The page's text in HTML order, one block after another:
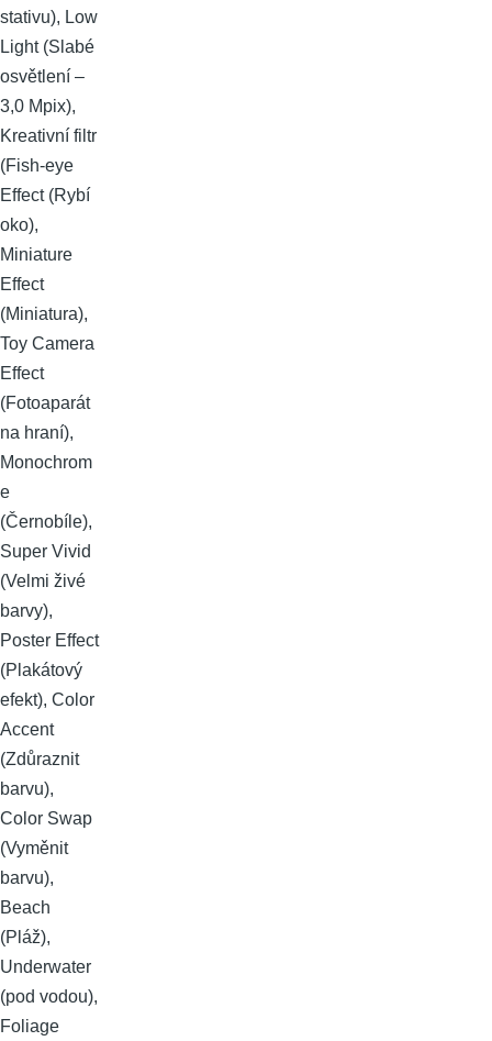
stativu), Low
Light (Slabé
osvětlení –
3,0 Mpix),
Kreativní filtr
(Fish-eye
Effect (Rybí
oko),
Miniature
Effect
(Miniatura),
Toy Camera
Effect
(Fotoaparát
na hraní),
Monochrom
e
(Černobíle),
Super Vivid
(Velmi živé
barvy),
Poster Effect
(Plakátový
efekt), Color
Accent
(Zdůraznit
barvu),
Color Swap
(Vyměnit
barvu),
Beach
(Pláž),
Underwater
(pod vodou),
Foliage